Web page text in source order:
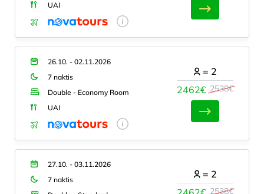
UAI
26.10. - 02.11.2026
7 naktis
Double - Economy Room
UAI
2462€ 2538€
= 2
27.10. - 03.11.2026
7 naktis
2538€
= 2